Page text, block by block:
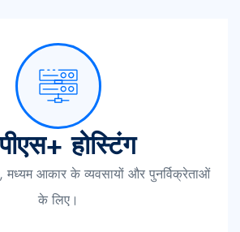
होस्टिंग
मध्यम आकार के व्यवसायों और पुनर्विक्रेताओं
के लिए।